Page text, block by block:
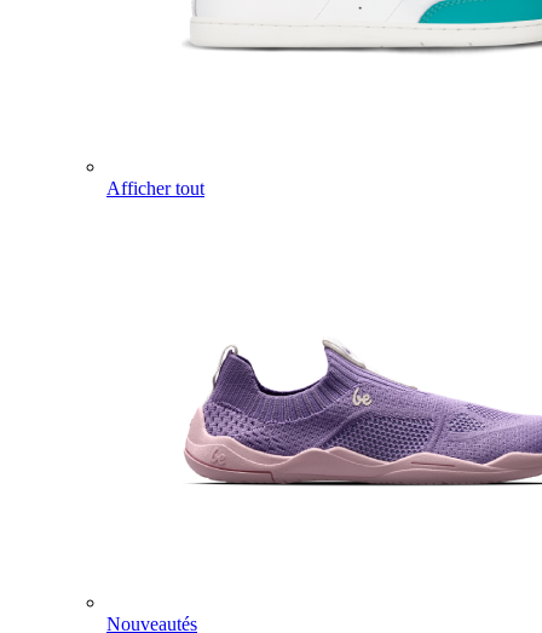
Afficher tout
Nouveautés